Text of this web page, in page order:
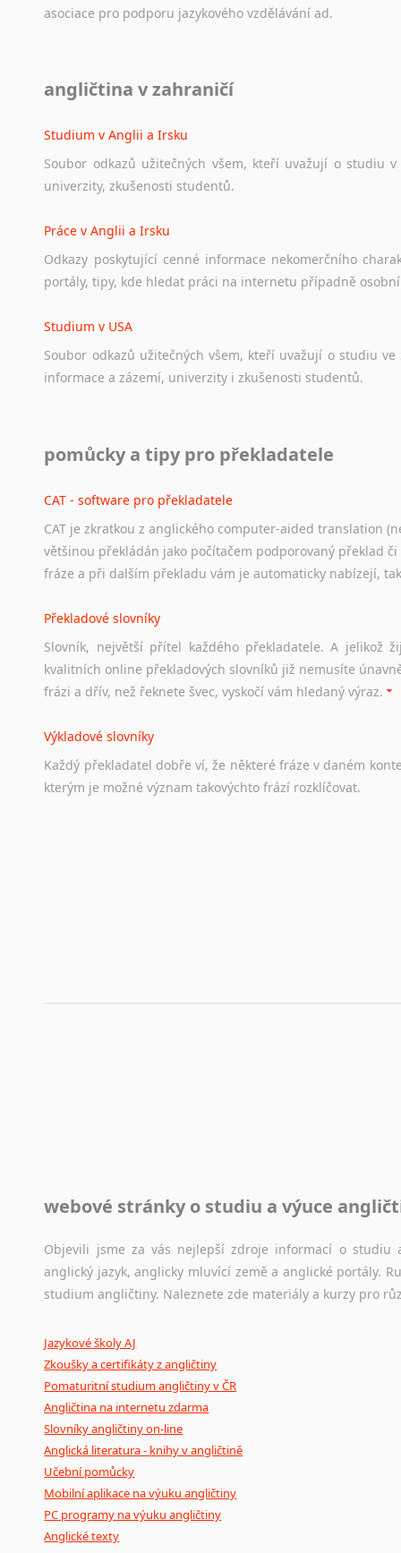
asociace pro podporu jazykového vzdělávání ad.
Ať už se jedná o česká diskusní
angličtina v zahraničí
Studium v Anglii a Irsku
Soubor odkazů užitečných všem, kteří uvažují o studiu v
univerzity, zkušenosti studentů.
Práce v Anglii a Irsku
Odkazy poskytující cenné informace nekomerčního
portály, tipy, kde hledat práci na internetu případně osobní
Studium v USA
Soubor odkazů užitečných všem, kteří uvažují o studiu ve
informace a zázemí, univerzity i zkušenosti studentů.
Odkazy poskytující cenné informace nekomerčního
Studium v Austrálii
Soubor odkazů užitečných všem, kteří uvažují o studiu v
a zázemí, australské univerzity a samozřejmě i osobní
Práce v Austrálii
Odkazy poskytující cenné informace nekomerčního
hledat práci na internetu případně osobní zkušenosti
Hledáte-li
práci
stejná obecná pravidla, jako pro český životopis. Tak dost
pomůcky a tipy pro překladatele
CAT - software pro překladatele
CAT je zkratkou z anglického computer-aided translation
většinou překládán jako počítačem podporovaný překlad
fráze a při dalším překladu vám je automaticky nabízejí,
Překladové slovníky
Slovník, největší přítel každého překladatele. A jelikož
kvalitních online překladových slovníků již nemusíte
frázi a dřív, než řeknete švec, vyskočí vám hledaný výraz.
Výkladové slovníky
Každý překladatel dobře ví, že některé fráze v daném
kterým je možné význam takovýchto frází rozklíčovat.
Jazykový korpus je elektronický soubor autentických
původního zdroje textu.
Ostatní pomůcky pro překladatele
poradny a pravidla
webové stránky o studiu a výuce
Objevili jsme za vás nejlepší zdroje informací o studiu
anglický jazyk, anglicky mluvící země a anglické portály.
studium angličtiny. Naleznete zde materiály a kurzy pro
Jazykové školy AJ
Zkoušky a certifikáty z angličtiny
Pomaturitní studium angličtiny v ČR
Angličtina na internetu zdarma
Slovníky angličtiny on-line
Anglická literatura - knihy v angličtině
Učební pomůcky
Mobilní aplikace na výuku angličtiny
PC programy na výuku angličtiny
Anglické texty